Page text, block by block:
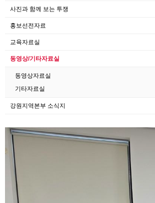
사진과 함께 보는 투쟁
홍보선전자료
교육자료실
동영상/기타자료실
동영상자료실
기타자료실
강원지역본부 소식지